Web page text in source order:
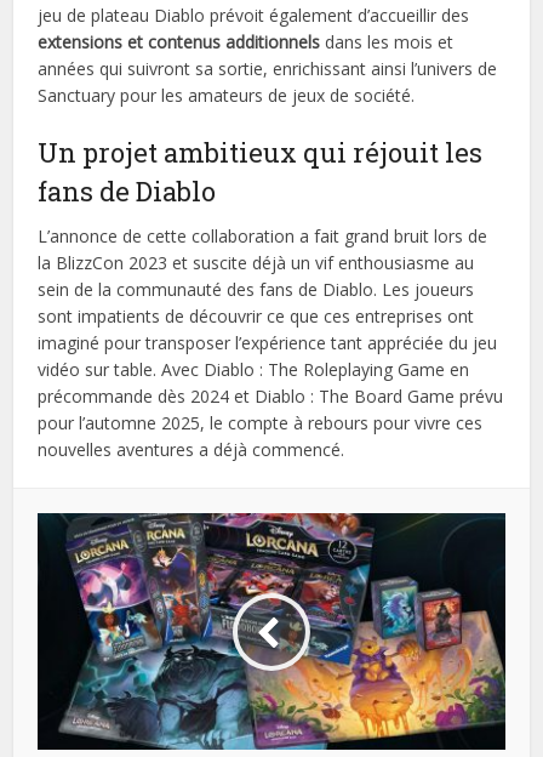
jeu de plateau Diablo prévoit également d’accueillir des
extensions et contenus additionnels dans les mois et
années qui suivront sa sortie, enrichissant ainsi l’univers de
Sanctuary pour les amateurs de jeux de société.
Un projet ambitieux qui réjouit les
fans de Diablo
L’annonce de cette collaboration a fait grand bruit lors de
la BlizzCon 2023 et suscite déjà un vif enthousiasme au
sein de la communauté des fans de Diablo. Les joueurs
sont impatients de découvrir ce que ces entreprises ont
imaginé pour transposer l’expérience tant appréciée du jeu
vidéo sur table. Avec Diablo : The Roleplaying Game en
précommande dès 2024 et Diablo : The Board Game prévu
pour l’automne 2025, le compte à rebours pour vivre ces
nouvelles aventures a déjà commencé.